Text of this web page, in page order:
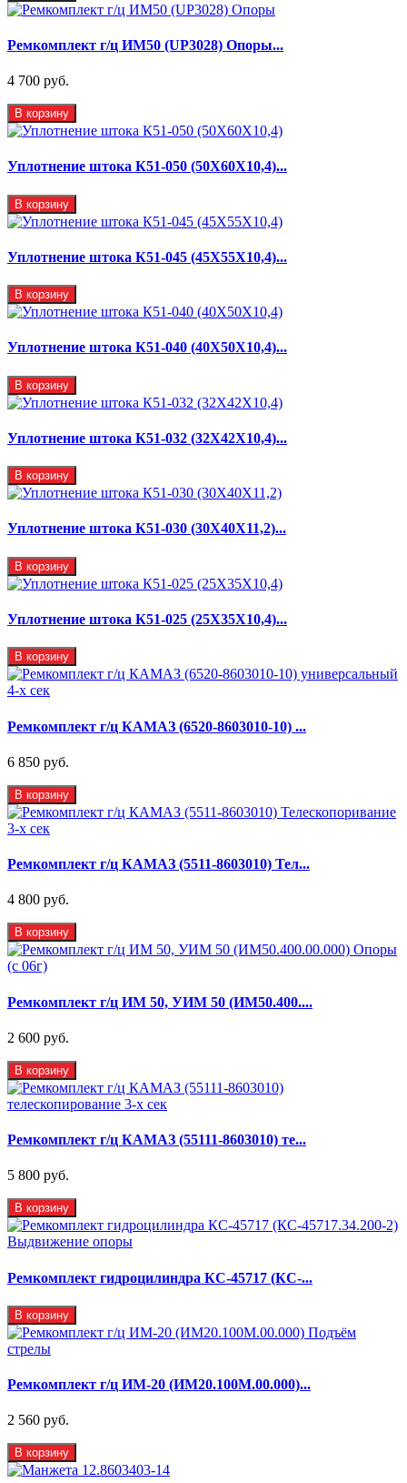
Ремкомплект г/ц ИМ50 (UP3028) Опоры...
4 700 руб.
В корзину
Уплотнение штока К51-050 (50Х60Х10,4)...
В корзину
Уплотнение штока К51-045 (45Х55Х10,4)...
В корзину
Уплотнение штока К51-040 (40Х50Х10,4)...
В корзину
Уплотнение штока К51-032 (32Х42Х10,4)...
В корзину
Уплотнение штока К51-030 (30Х40Х11,2)...
В корзину
Уплотнение штока К51-025 (25Х35Х10,4)...
В корзину
Ремкомплект г/ц КАМАЗ (6520-8603010-10) ...
6 850 руб.
В корзину
Ремкомплект г/ц КАМАЗ (5511-8603010) Тел...
4 800 руб.
В корзину
Ремкомплект г/ц ИМ 50, УИМ 50 (ИМ50.400....
2 600 руб.
В корзину
Ремкомплект г/ц КАМАЗ (55111-8603010) те...
5 800 руб.
В корзину
Ремкомплект гидроцилиндра КС-45717 (КС-...
В корзину
Ремкомплект г/ц ИМ-20 (ИМ20.100М.00.000)...
2 560 руб.
В корзину